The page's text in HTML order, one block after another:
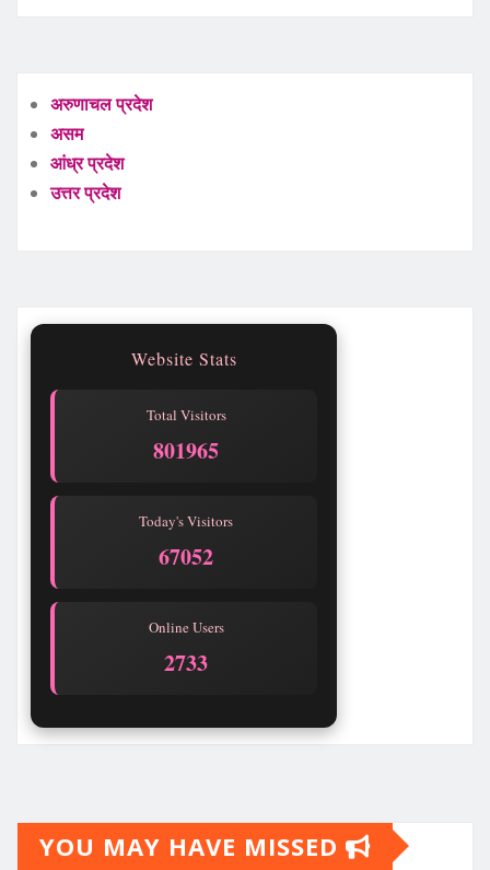
अरुणाचल प्रदेश
असम
आंध्र प्रदेश
उत्तर प्रदेश
Website Stats
Total Visitors
801965
Today's Visitors
67052
Online Users
2736
YOU MAY HAVE MISSED